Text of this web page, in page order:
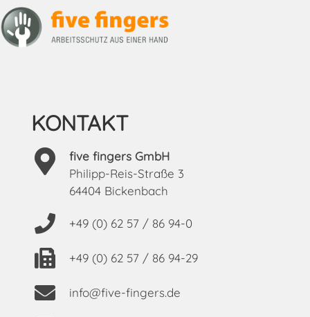
KONTAKT
five fingers GmbH
Philipp-Reis-Straße 3
64404 Bickenbach
+49 (0) 62 57 / 86 94-0
+49 (0) 62 57 / 86 94-29
info@five-fingers.de